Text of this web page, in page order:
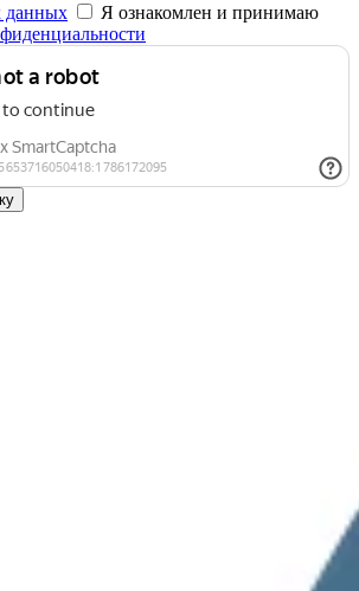
данных
Я ознакомлен и принимаю